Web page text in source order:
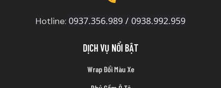
Hotline: 0937.356.989 / 0938.992.959
DỊCH VỤ NỔI BẬT
Wrap Đổi Màu Xe